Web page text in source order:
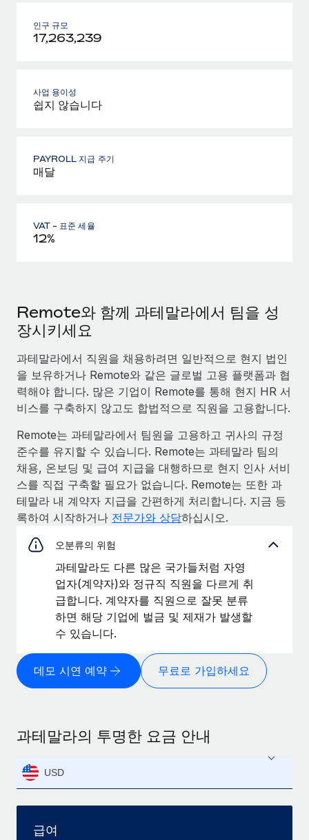
인구 규모
17,263,239
사업 용이성
쉽지 않습니다
PAYROLL 지급 주기
매달
VAT - 표준 세율
12%
Remote와 함께 과테말라에서 팀을 성
장시키세요
과테말라에서 직원을 채용하려면 일반적으로 현지 법인
을 보유하거나 Remote와 같은 글로벌 고용 플랫폼과 협
력해야 합니다. 많은 기업이 Remote를 통해 현지 HR 서
비스를 구축하지 않고도 합법적으로 직원을 고용합니다.
Remote는 과테말라에서 팀원을 고용하고 귀사의 규정
준수를 유지할 수 있습니다. Remote는 과테말라 팀의
채용, 온보딩 및 급여 지급을 대행하므로 현지 인사 서비
스를 직접 구축할 필요가 없습니다. Remote는 또한 과
테말라 내 계약자 지급을 간편하게 처리합니다. 지금 등
록하여 시작하거나 전문가와 상담하십시오.
오분류의 위험
과테말라도 다른 많은 국가들처럼 자영
업자(계약자)와 정규직 직원을 다르게 취
급합니다. 계약자를 직원으로 잘못 분류
하면 해당 기업에 벌금 및 제재가 발생할
수 있습니다.
데모 시연 예약 무료로 가입하세요
과테말라의 투명한 요금 안내
USD
급여